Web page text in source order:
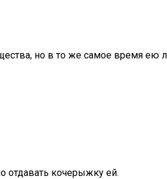
но в то же самое время ею
отдавать кочерыжку ей.